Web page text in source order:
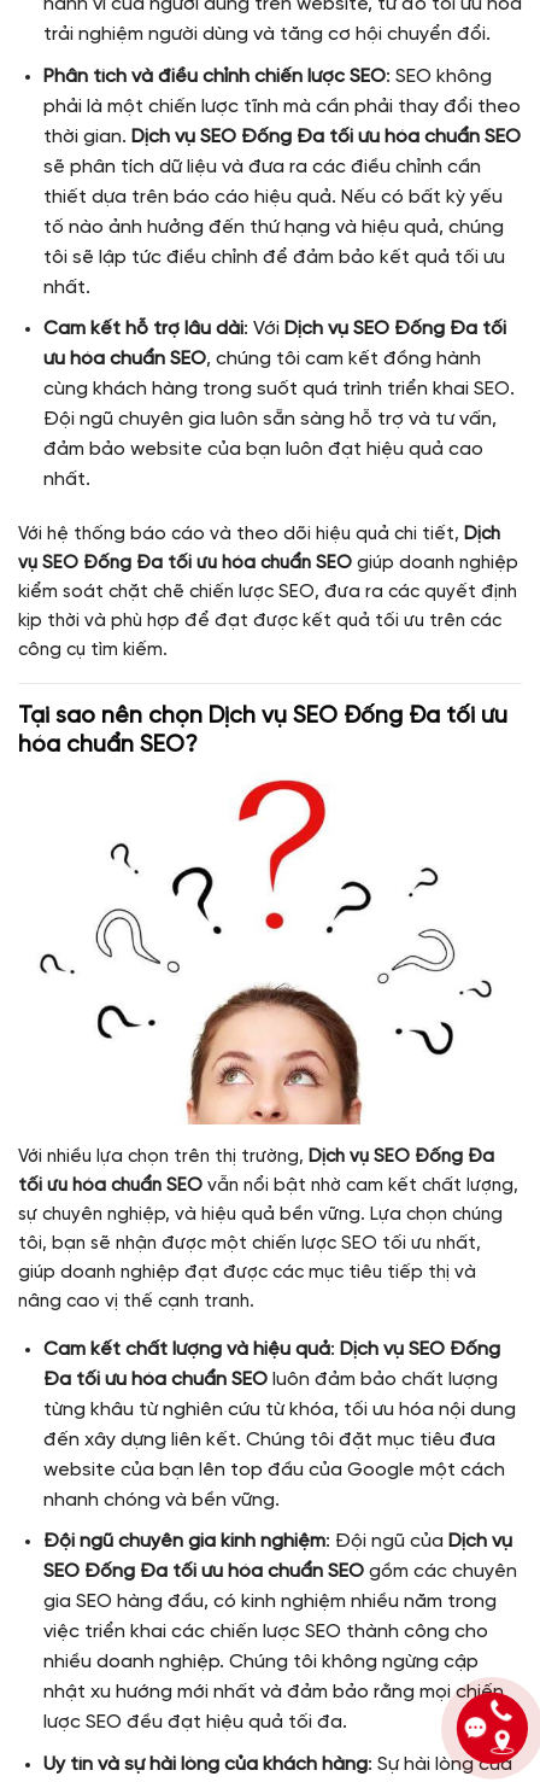
hành vi của người dùng trên website, từ đó tối ưu hóa
trải nghiệm người dùng và tăng cơ hội chuyển đổi.
Phân tích và điều chỉnh chiến lược SEO: SEO không
phải là một chiến lược tĩnh mà cần phải thay đổi theo
thời gian. Dịch vụ SEO Đống Đa tối ưu hóa chuẩn SEO
sẽ phân tích dữ liệu và đưa ra các điều chỉnh cần
thiết dựa trên báo cáo hiệu quả. Nếu có bất kỳ yếu
tố nào ảnh hưởng đến thứ hạng và hiệu quả, chúng
tôi sẽ lập tức điều chỉnh để đảm bảo kết quả tối ưu
nhất.
Cam kết hỗ trợ lâu dài: Với Dịch vụ SEO Đống Đa tối
ưu hóa chuẩn SEO, chúng tôi cam kết đồng hành
cùng khách hàng trong suốt quá trình triển khai SEO.
Đội ngũ chuyên gia luôn sẵn sàng hỗ trợ và tư vấn,
đảm bảo website của bạn luôn đạt hiệu quả cao
nhất.
Với hệ thống báo cáo và theo dõi hiệu quả chi tiết, Dịch
vụ SEO Đống Đa tối ưu hóa chuẩn SEO giúp doanh nghiệp
kiểm soát chặt chẽ chiến lược SEO, đưa ra các quyết định
kịp thời và phù hợp để đạt được kết quả tối ưu trên các
công cụ tìm kiếm.
Tại sao nên chọn Dịch vụ SEO Đống Đa tối ưu
hóa chuẩn SEO?
Với nhiều lựa chọn trên thị trường, Dịch vụ SEO Đống Đa
tối ưu hóa chuẩn SEO vẫn nổi bật nhờ cam kết chất lượng,
sự chuyên nghiệp, và hiệu quả bền vững. Lựa chọn chúng
tôi, bạn sẽ nhận được một chiến lược SEO tối ưu nhất,
giúp doanh nghiệp đạt được các mục tiêu tiếp thị và
nâng cao vị thế cạnh tranh.
Cam kết chất lượng và hiệu quả: Dịch vụ SEO Đống
Đa tối ưu hóa chuẩn SEOluôn đảm bảo chất lượng
từng khâu từ nghiên cứu từ khóa, tối ưu hóa nội dung
đến xây dựng liên kết. Chúng tôi đặt mục tiêu đưa
website của bạn lên top đầu của Google một cách
nhanh chóng và bền vững.
Đội ngũ chuyên gia kinh nghiệm: Đội ngũ của Dịch vụ
SEO Đống Đa tối ưu hóa chuẩn SEOgồm các chuyên
gia SEO hàng đầu, có kinh nghiệm nhiều năm trong
việc triển khai các chiến lược SEO thành công cho
nhiều doanh nghiệp. Chúng tôi không ngừng cập
nhật xu hướng mới nhất và đảm bảo rằng mọi chiến
lược SEO đều đạt hiệu quả tối đa.
Uy tín và sự hài lòng của khách hàng: Sự hài lòng của